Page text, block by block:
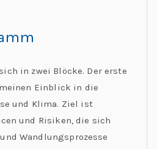
in zwei Blöcke. Der erste
Einblick in die
und Klima. Ziel ist
und Risiken, die sich
Wandlungsprozesse